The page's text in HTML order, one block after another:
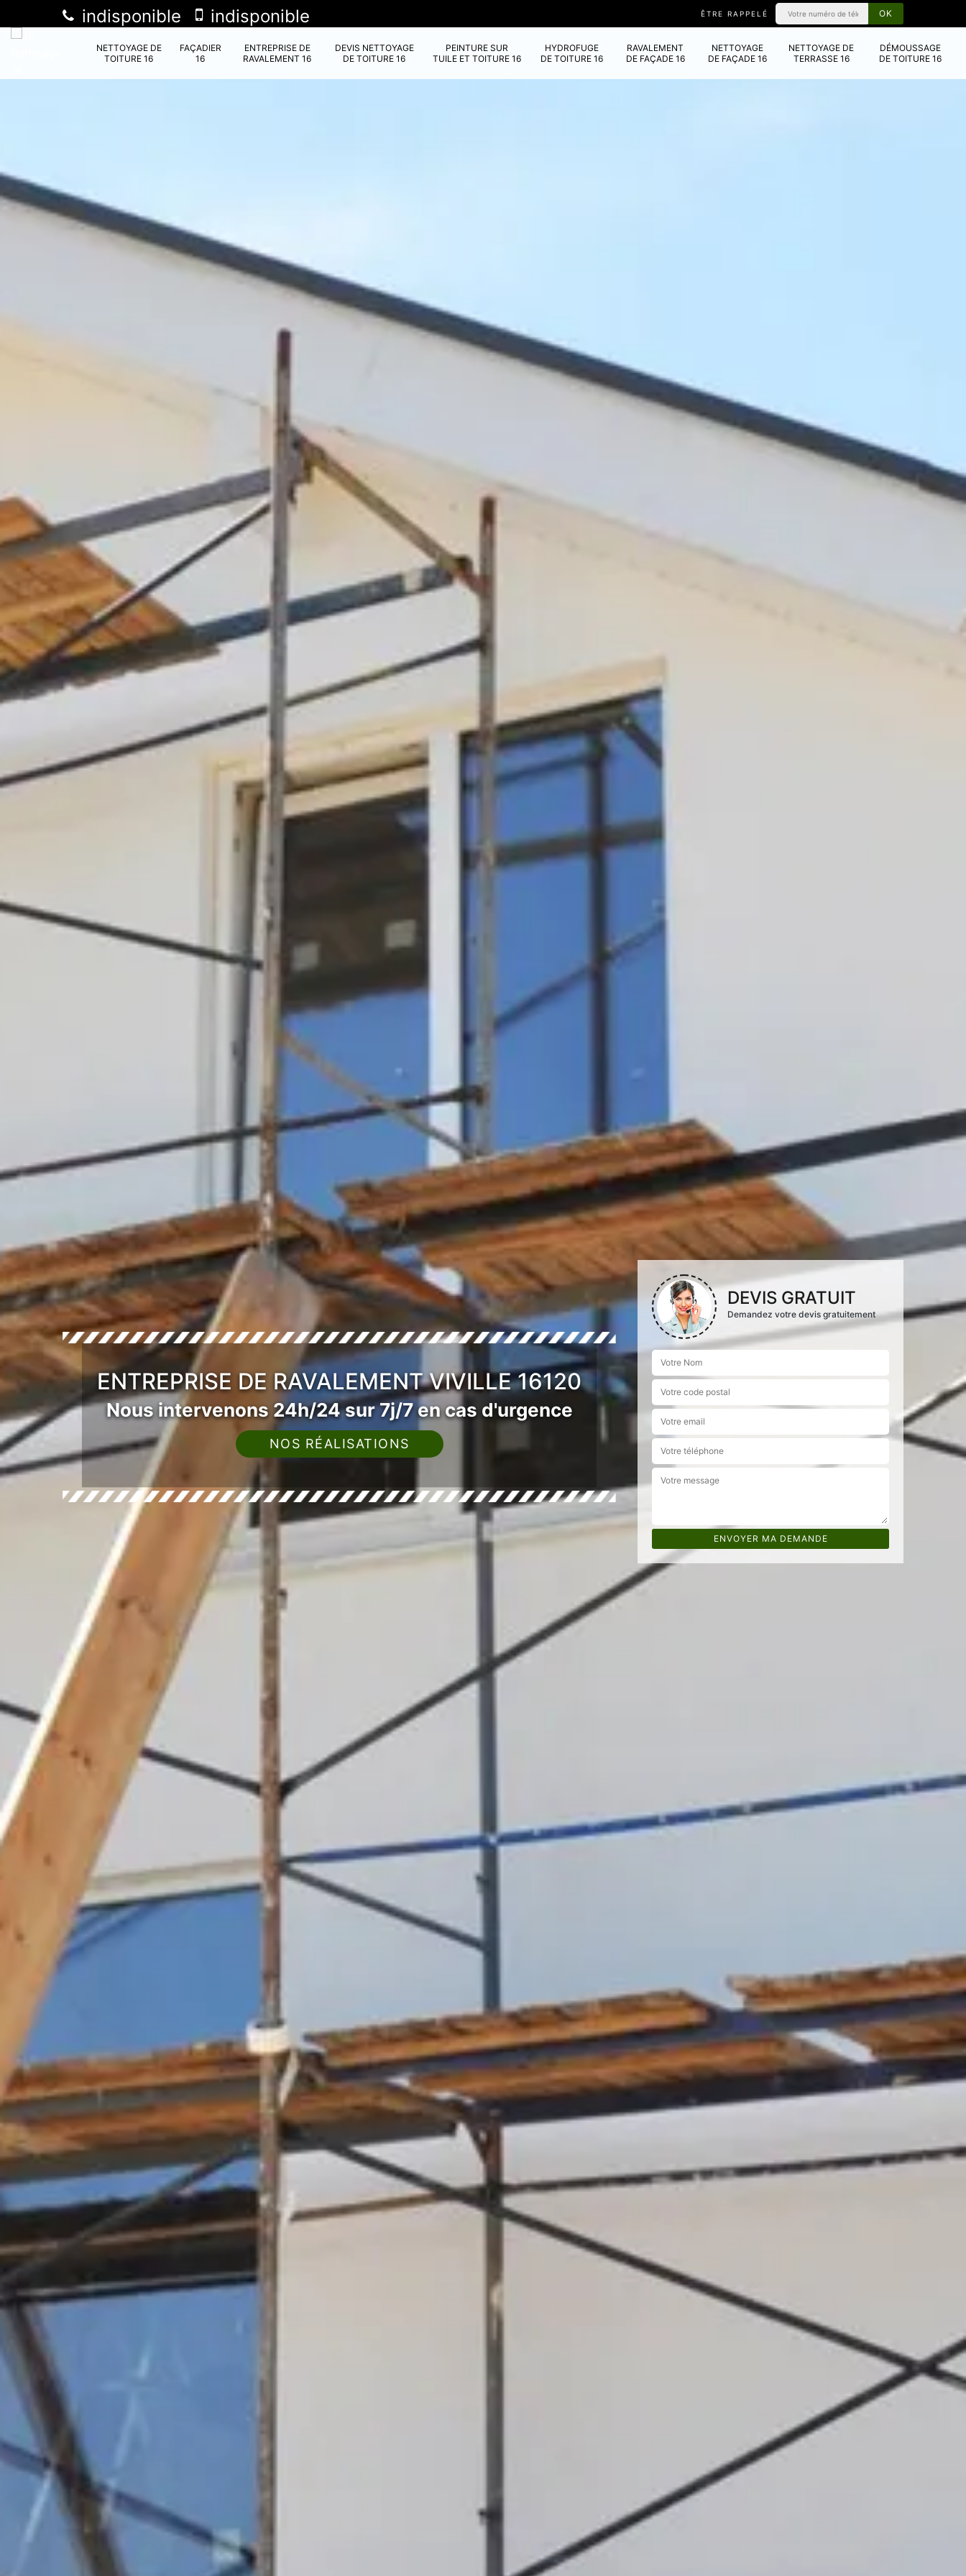
indisponible indisponible ÊTRE RAPPELÉ
NETTOYAGE DE
TOITURE 16
FAÇADIER
16
ENTREPRISE DE
RAVALEMENT 16
DEVIS NETTOYAGE
DE TOITURE 16
PEINTURE SUR
TUILE ET TOITURE 16
HYDROFUGE
DE TOITURE 16
RAVALEMENT
DE FAÇADE 16
NETTOYAGE
DE FAÇADE 16
NETTOYAGE DE
TERRASSE 16
DÉMOUSSAGE
DE TOITURE 16
ENTREPRISE DE RAVALEMENT VIVILLE 16120
Nous intervenons 24h/24 sur 7j/7 en cas d'urgence
NOS RÉALISATIONS
DEVIS GRATUIT
Demandez votre devis gratuitement